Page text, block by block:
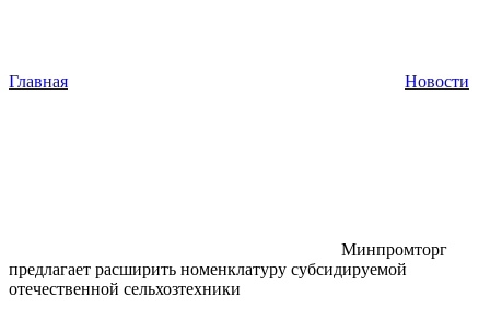
Главная Новости
Минпромторг
предлагает расширить номенклатуру субсидируемой
отечественной сельхозтехники